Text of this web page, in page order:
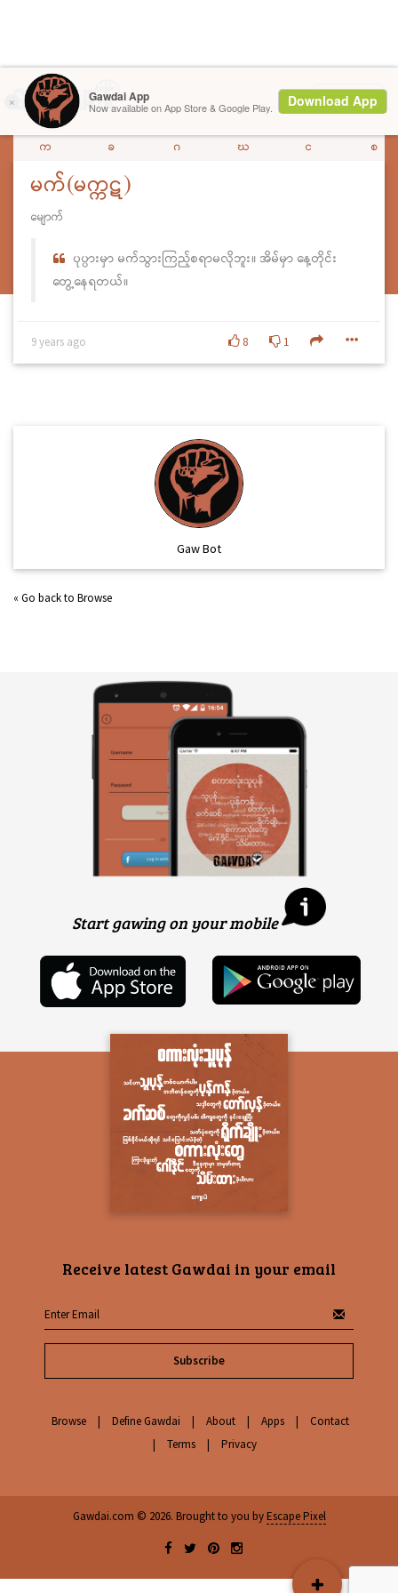
Menu
က ခ ဂ ဃ င စ
မက်(မက္ကဋ)
မျောက်
ပုပ္ပားမှာ မက်သွားကြည့်စရာမလိုဘူး။ အိမ်မှာ နေ့တိုင်း
တွေ့နေရတယ်။
9 years ago 8 1
Gaw Bot
« Go back to Browse
Start gawing on your mobile
Receive latest Gawdai in your email
Subscribe
Browse Define Gawdai About Apps
Contact
Terms
Privacy
Gawdai.com © 2026. Brought to you byEscape Pixel